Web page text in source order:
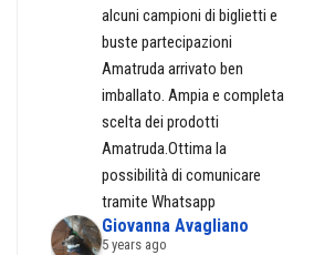
alcuni campioni di biglietti e
buste partecipazioni
Amatruda arrivato ben
imballato. Ampia e completa
scelta dei prodotti
Amatruda.Ottima la
possibilità di comunicare
tramite Whatsapp
Giovanna Avagliano
5 years ago